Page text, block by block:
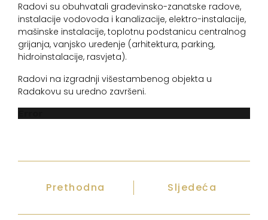
Radovi su obuhvatali građevinsko-zanatske radove,
instalacije vodovoda i kanalizacije, elektro-instalacije,
mašinske instalacije, toplotnu podstanicu centralnog
grijanja, vanjsko uređenje (arhitektura, parking,
hidroinstalacije, rasvjeta).
Radovi na izgradnji višestambenog objekta u
Radakovu su uredno završeni.
Prethodna Sljedeća